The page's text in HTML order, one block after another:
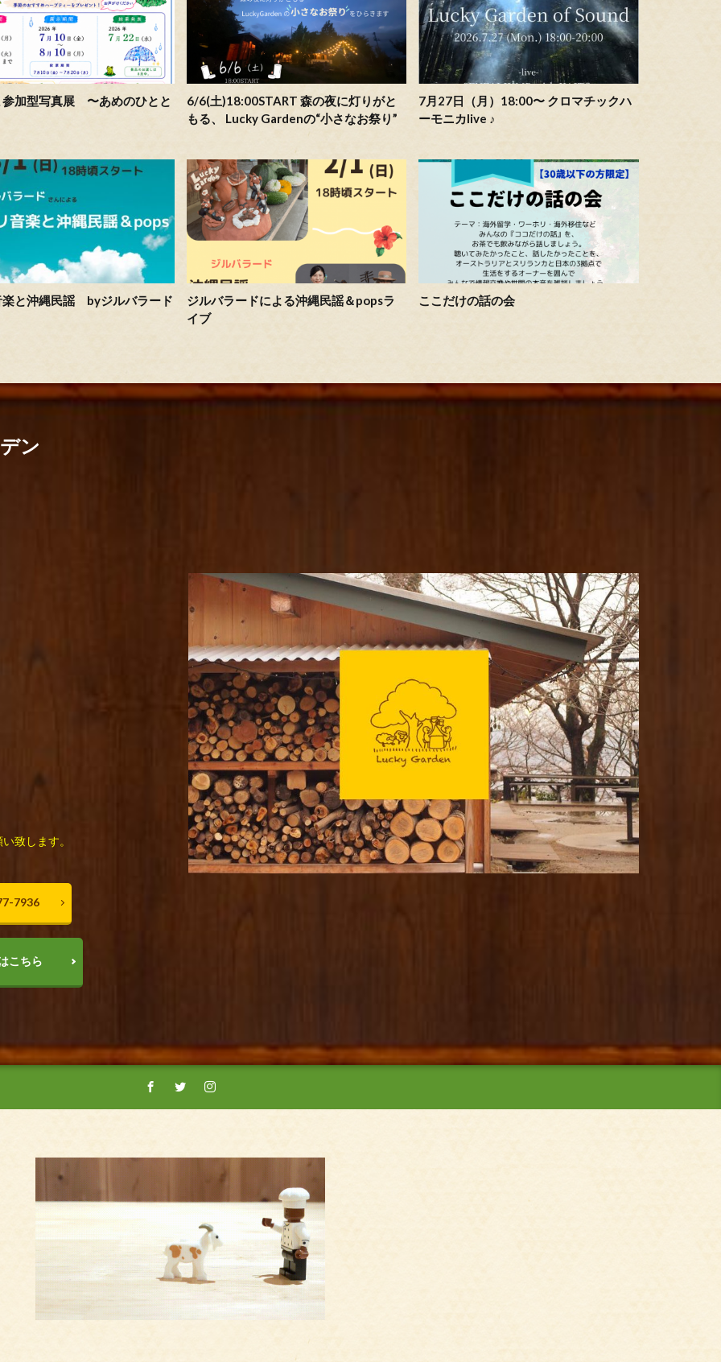
参加型写真展 〜あめのひとと
6/6(土)18:00START 森の夜に灯りがと
もる、 Lucky Gardenの“小さなお祭り”
7月27日（月）18:00〜 クロマチックハ
ーモニカlive ♪
楽と沖縄民謡 byジルバラード
ジルバラードによる沖縄民謡＆popsラ
イブ
ここだけの話の会
ン
致します。
7936
こちら